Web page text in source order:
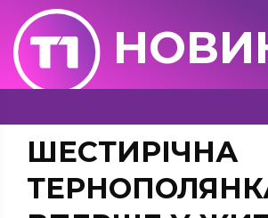
ШЕСТИРІЧНА